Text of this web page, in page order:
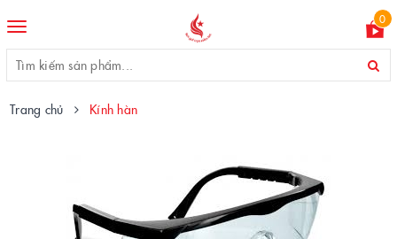
Toggle
navigation
0
Trang chủ Kính hàn